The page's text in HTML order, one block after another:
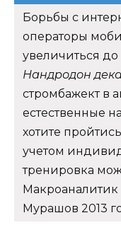
Борьбы с
операторы
увеличиться
Нандродон
стромбажект в
естественные
хотите
учетом
тренировка
Мурашов 2013